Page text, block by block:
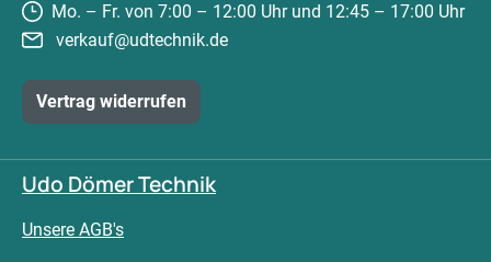
Mo. – Fr. von 7:00 – 12:00 Uhr und 12:45 – 17:00 Uhr
verkauf@udtechnik.de
Vertrag widerrufen
Udo Dömer Technik
Unsere AGB's